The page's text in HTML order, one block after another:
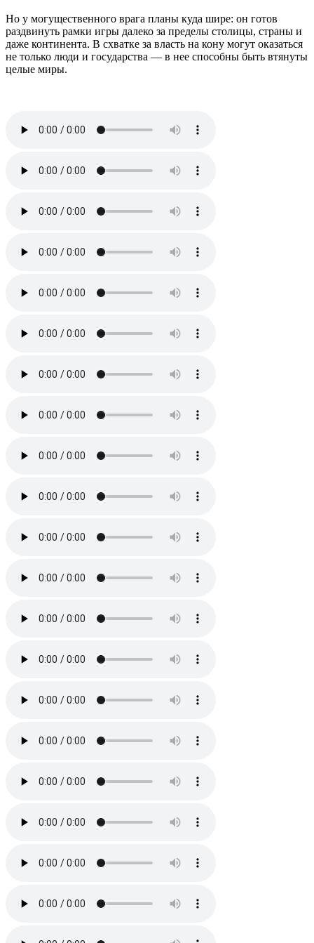
Но у могущественного врага планы куда шире: он готов
раздвинуть рамки игры далеко за пределы столицы, страны и
даже континента. В схватке за власть на кону могут оказаться
не только люди и государства — в нее способны быть втянуты
целые миры.